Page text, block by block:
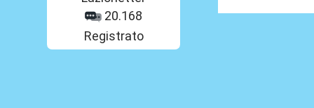
20.168
Registrato